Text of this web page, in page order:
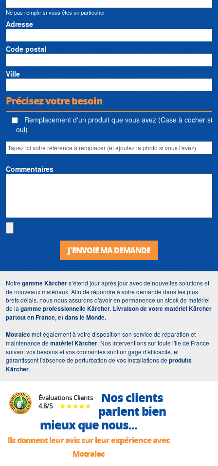
Ne pas remplir si vous êtes un particulier
Adresse
Code postal
Ville
Précisez votre besoin
Remplacement d'un produit que vous avez (Case à cocher si
oui)
Commentaires
J'ENVOIE MA DEMANDE
Notregamme Kärchers’étend jour après jour avec de nouvelles solutions et
de nouveaux matériaux. Afin de répondre à votre demande dans les plus
brefs délais, nous nous assurons d'avoir en permanence un stock de matériel
de la gamme professionnelle Kärcher. Livraison de votre matériel Kärcher
partout en France, et dans le Monde.
Motralecmet également à votre disposition son service de réparation et
maintenance dematériel Kärcher. Nos interventions sur toute l'Ile de France
suivant vos besoins et vos contraintes sont un gage d'efficacité, et
garantissent l'absence de perturbation de vos installations deproduits
Kärcher.
Évaluations Clients
4.8/5
Nos clients
parlent bien
mieux que nous...
Ils donnent leur avis sur leur expérience avec
Motralec